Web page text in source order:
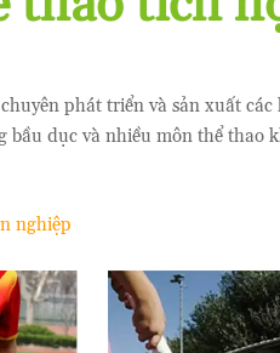
phát triển và sản xuất
dục và nhiều môn thể thao
nghiệp